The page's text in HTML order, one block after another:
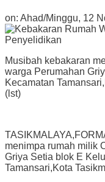
on: Ahad/Minggu, 12
Musibah kebakaran
warga Perumahan
Kecamatan
(lst)
menimpa rumah milik
Griya Setia blok E
Tamansari,Kota